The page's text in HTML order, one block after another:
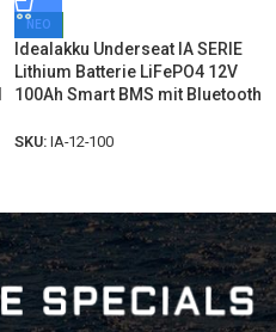
ΝΕΟ
Idealakku Underseat IA SERIE
Lithium Batterie LiFePO4 12V
100Ah Smart BMS mit Bluetooth
SKU: IA-12-100